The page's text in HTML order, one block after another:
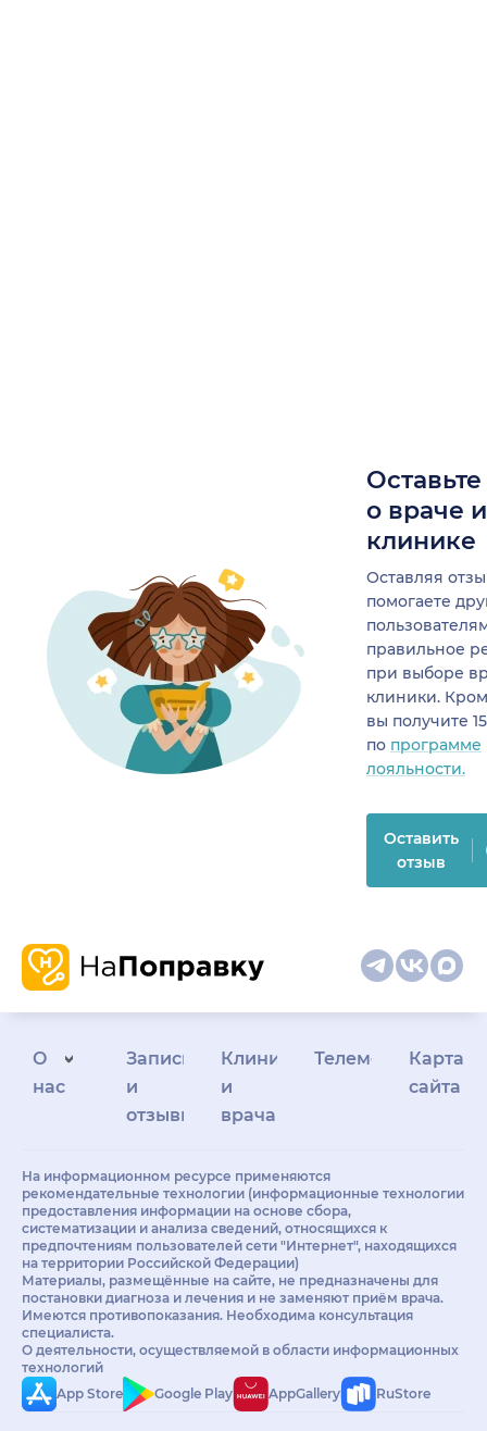
о враче
клинике
Оставляя
помогаете
правильное
при выборе
клиники.
вы получите
по программе
лояльности.
Оставить
отзыв
О
нас
Запись
и
отзывы
Клиникам
и
врачам
Телемедицина
Карта
сайта
На информационном ресурсе применяются
рекомендательные технологии (информационные технологии
предоставления информации на основе сбора,
систематизации и анализа сведений, относящихся к
предпочтениям пользователей сети "Интернет", находящихся
на территории Российской Федерации)
Материалы, размещённые на сайте, не предназначены для
постановки диагноза и лечения и не заменяют приём врача.
Имеются противопоказания. Необходима консультация
специалиста.
О деятельности, осуществляемой в области информационных
технологий
App Store
Google Play AppGallery RuStore